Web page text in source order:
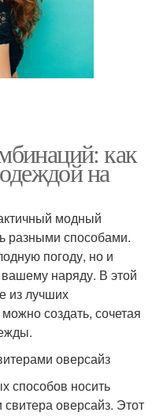
как
одеждой на
модный
разными способами.
погоду, но и
наряду. В этой
из лучших
создать, сочетая
оверсайз
способов носить
оверсайз. Этот